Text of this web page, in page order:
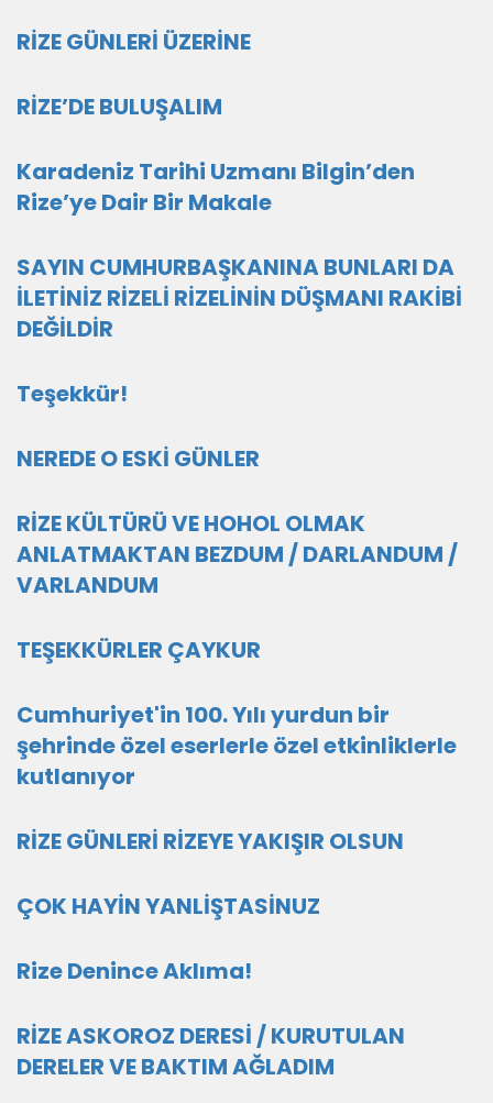
RİZE GÜNLERİ ÜZERİNE
RİZE’DE BULUŞALIM
Karadeniz Tarihi Uzmanı Bilgin’den
Rize’ye Dair Bir Makale
SAYIN CUMHURBAŞKANINA BUNLARI DA
İLETİNİZ RİZELİ RİZELİNİN DÜŞMANI RAKİBİ
DEĞİLDİR
Teşekkür!
NEREDE O ESKİ GÜNLER
RİZE KÜLTÜRÜ VE HOHOL OLMAK
ANLATMAKTAN BEZDUM / DARLANDUM /
VARLANDUM
TEŞEKKÜRLER ÇAYKUR
Cumhuriyet'in 100. Yılı yurdun bir
şehrinde özel eserlerle özel etkinliklerle
kutlanıyor
RİZE GÜNLERİ RİZEYE YAKIŞIR OLSUN
ÇOK HAYİN YANLİŞTASİNUZ
Rize Denince Aklıma!
RİZE ASKOROZ DERESİ / KURUTULAN
DERELER VE BAKTIM AĞLADIM